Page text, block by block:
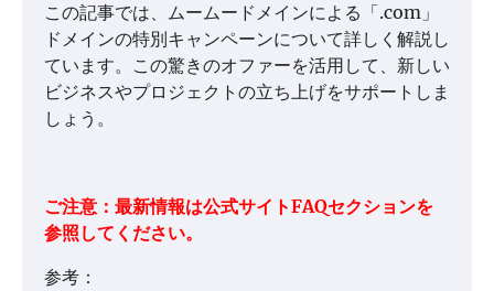
この記事では、ムームードメインによる「.com」
ドメインの特別キャンペーンについて詳しく解説し
ています。この驚きのオファーを活用して、新しい
ビジネスやプロジェクトの立ち上げをサポートしま
しょう。
ご注意：最新情報は公式サイトFAQセクションを
参照してください。
参考：